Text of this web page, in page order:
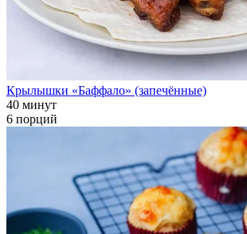
Крылышки «Баффало» (запечённые)
40 минут
6 порций